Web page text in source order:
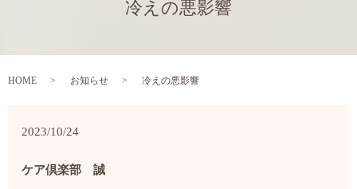
冷えの悪影響
HOME お知らせ 冷えの悪影響
2023/10/24
ケア倶楽部 誠